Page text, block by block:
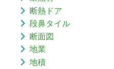
断熱ドア
段鼻タイル
断面図
地業
地積